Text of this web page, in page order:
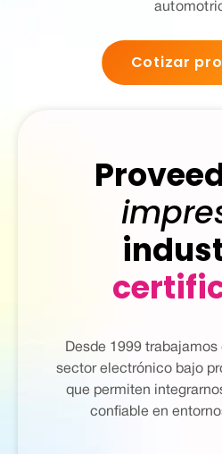
Cotizar
Desde 1999 trabajamos
sector electrónico bajo
que permiten
confiable en